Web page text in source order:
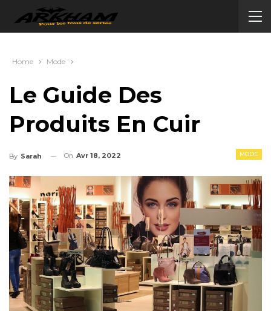
Home Mode
Le Guide Des
Produits En Cuir
MODE
By Sarah On Avr 18, 2022